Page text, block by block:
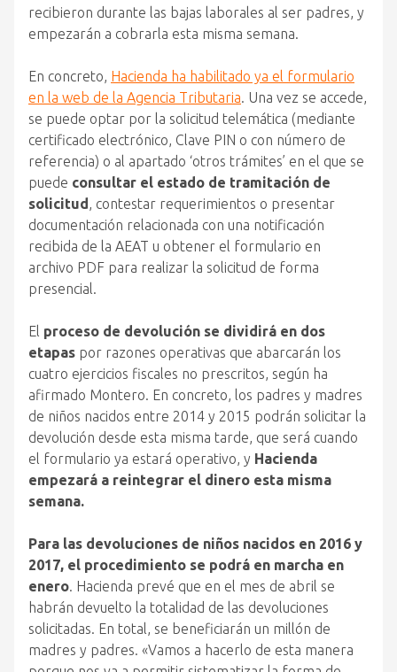
recibieron durante las bajas laborales al ser padres, y
empezarán a cobrarla esta misma semana.
En concreto, Hacienda ha habilitado ya el formulario
en la web de la Agencia Tributaria. Una vez se accede,
se puede optar por la solicitud telemática (mediante
certificado electrónico, Clave PIN o con número de
referencia) o al apartado ‘otros trámites’ en el que se
puede consultar el estado de tramitación de
solicitud, contestar requerimientos o presentar
documentación relacionada con una notificación
recibida de la AEAT u obtener el formulario en
archivo PDF para realizar la solicitud de forma
presencial.
El proceso de devolución se dividirá en dos
etapas por razones operativas que abarcarán los
cuatro ejercicios fiscales no prescritos, según ha
afirmado Montero. En concreto, los padres y madres
de niños nacidos entre 2014 y 2015 podrán solicitar la
devolución desde esta misma tarde, que será cuando
el formulario ya estará operativo, y Hacienda
empezará a reintegrar el dinero esta misma
semana.
Para las devoluciones de niños nacidos en 2016 y
2017, el procedimiento se podrá en marcha en
enero. Hacienda prevé que en el mes de abril se
habrán devuelto la totalidad de las devoluciones
solicitadas. En total, se beneficiarán un millón de
madres y padres. «Vamos a hacerlo de esta manera